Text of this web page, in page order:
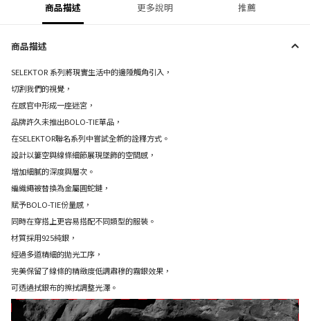
商品描述 更多說明 推薦
商品描述
SELEKTOR 系列將現實生活中的邊陲觸角引入，
切割我們的視覺，
在感官中形成一座迷宮，
品牌許久未推出BOLO-TIE單品，
在SELEKTOR聯名系列中嘗試全新的詮釋方式。
設計以簍空與線條細節展現墜飾的空間感，
增加細膩的深度與層次。
編織繩被替換為金屬圓蛇鏈，
賦予BOLO-TIE份量感，
同時在穿搭上更容易搭配不同類型的服裝。
材質採用925純銀，
經過多道精細的拋光工序，
完美保留了線條的精緻度低調肅穆的霧銀效果，
可透過拭銀布的擦拭調整光澤。